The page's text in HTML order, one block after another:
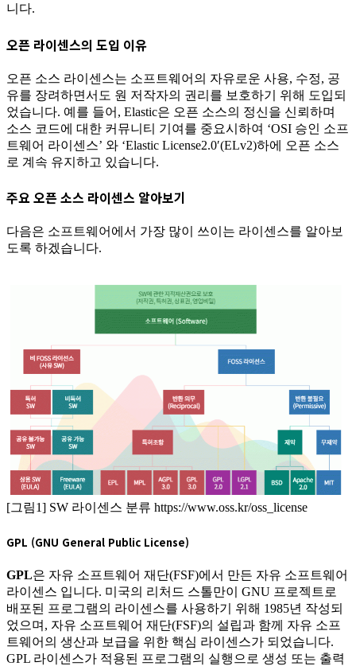
니다.
오픈 라이센스의 도입 이유
오픈 소스 라이센스는 소프트웨어의 자유로운 사용, 수정, 공
유를 장려하면서도 원 저작자의 권리를 보호하기 위해 도입되
었습니다. 예를 들어, Elastic은 오픈 소스의 정신을 신뢰하며
소스 코드에 대한 커뮤니티 기여를 중요시하여 ‘OSI 승인 소프
트웨어 라이센스’ 와 ‘Elastic License2.0′(ELv2)하에 오픈 소스
로 계속 유지하고 있습니다.
주요 오픈 소스 라이센스 알아보기
다음은 소프트웨어에서 가장 많이 쓰이는 라이센스를 알아보
도록 하겠습니다.
[그림1] SW 라이센스 분류 https://www.oss.kr/oss_license
GPL (GNU General Public License)
GPL은 자유 소프트웨어 재단(FSF)에서 만든 자유 소프트웨어
라이센스 입니다. 미국의 리처드 스톨만이 GNU 프로젝트로
배포된 프로그램의 라이센스를 사용하기 위해 1985년 작성되
었으며, 자유 소프트웨어 재단(FSF)의 설립과 함께 자유 소프
트웨어의 생산과 보급을 위한 핵심 라이센스가 되었습니다.
GPL 라이센스가 적용된 프로그램의 실행으로 생성 또는 출력